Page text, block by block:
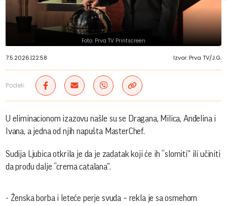
Foto: Prva TV Printscreen
7.5.2026.|22:58 Izvor: Prva TV/J.G.
Podeli:
U eliminacionom izazovu našle su se Dragana, Milica, Anđelina i
Ivana, a jedna od njih napušta MasterChef.
Sudija Ljubica otkrila je da je zadatak koji će ih “slomiti” ili učiniti
da prođu dalje “crema catalana”.
- Ženska borba i leteće perje svuda – rekla je sa osmehom